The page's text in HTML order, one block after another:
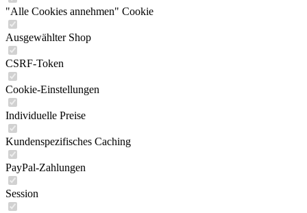
"Alle Cookies annehmen" Cookie
Ausgewählter Shop
CSRF-Token
Cookie-Einstellungen
Individuelle Preise
Kundenspezifisches Caching
PayPal-Zahlungen
Session